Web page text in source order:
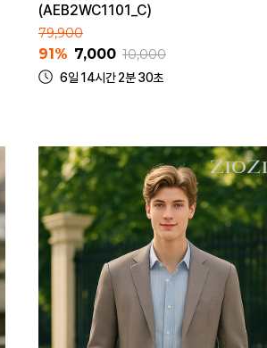
(AEB2WC1101_C)
79,900
91% 7,000 10,000
6일 14시간 2분 30초